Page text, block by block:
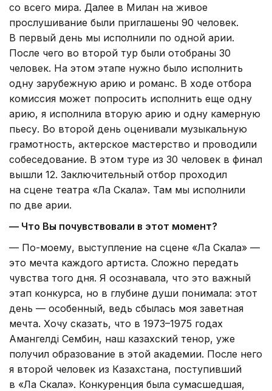
со всего мира. Далее в Милан на живое
прослушивание были приглашены 90 человек.
В первый день мы исполнили по одной арии.
После чего во второй тур были отобраны 30
человек. На этом этапе нужно было исполнить
одну зарубежную арию и романс. В ходе отбора
комиссия может попросить исполнить еще одну
арию, я исполнила вторую арию и одну камерную
пьесу. Во второй день оценивали музыкальную
грамотность, актерское мастерство и проводили
собеседование. В этом туре из 30 человек в финал
вышли 12. Заключительный отбор проходил
на сцене театра «Ла Скала». Там мы исполнили
по две арии.
— Что Вы почувствовали в этот момент?
— По-моему, выступление на сцене «Ла Скала» —
это мечта каждого артиста. Сложно передать
чувства того дня. Я осознавала, что это важный
этап конкурса, но в глубине души понимала: этот
день — особенный, ведь сбылась моя заветная
мечта. Хочу сказать, что в 1973–1975 годах
Амангелді Сембин, наш казахский тенор, уже
получил образование в этой академии. После него
я второй человек из Казахстана, поступивший
в «Ла Скала». Конкуренция была сумасшедшая,